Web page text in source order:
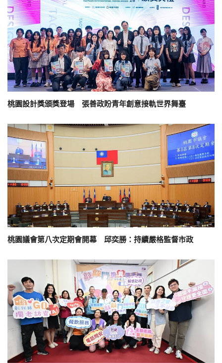
桃園設計獎頒獎登場 張善政盼青年創意接軌世界舞臺
桃園議會第八次定期會開幕 邱奕勝：持續嚴格監督市政